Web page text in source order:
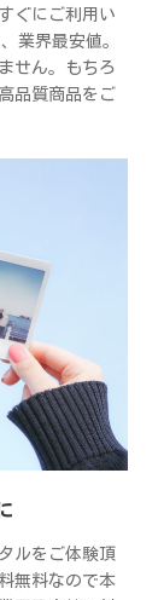
ぐにご利用い
業界最安値。
せん。もちろ
品質商品をご
ルをご体験頂
無料なので本